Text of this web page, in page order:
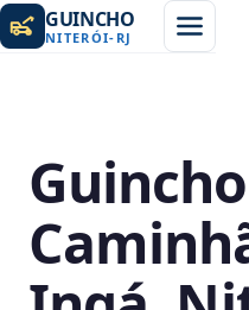
GUINCHO
NITERÓI- RJ